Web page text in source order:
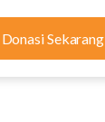
Donasi Sekarang